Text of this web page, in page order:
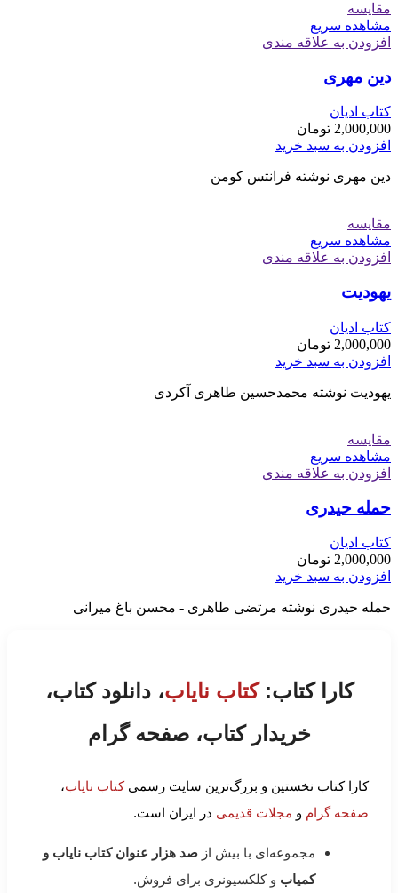
مقایسه
مشاهده سریع
افزودن به علاقه مندی
دین مهری
کتاب ادیان
2,000,000 تومان
افزودن به سبد خرید
دین مهری نوشته فرانتس کومن
مقایسه
مشاهده سریع
افزودن به علاقه مندی
یهودیت
کتاب ادیان
2,000,000 تومان
افزودن به سبد خرید
یهودیت نوشته محمدحسین طاهری آکردی
مقایسه
مشاهده سریع
افزودن به علاقه مندی
حمله حیدری
کتاب ادیان
2,000,000 تومان
افزودن به سبد خرید
حمله حیدری نوشته مرتضی طاهری - محسن باغ میرانی
کارا کتاب:کتاب نایاب، دانلود کتاب،
خریدار کتاب، صفحه گرام
کارا کتاب نخستین و بزرگ‌ترین سایت رسمیکتاب نایاب،
صفحه گرام و مجلات قدیمی در ایران است.
مجموعه‌ای با بیش از صد هزار عنوان کتاب نایاب و
کمیاب و کلکسیونری برای فروش.